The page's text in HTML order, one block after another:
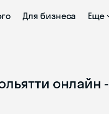
Для бизнеса Еще
онлайн -